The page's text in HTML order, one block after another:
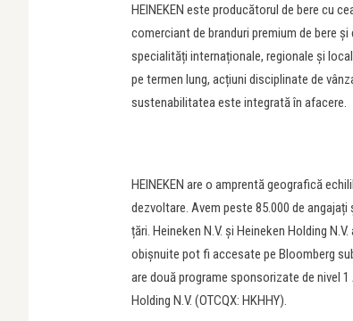
HEINEKEN este producătorul de bere cu
comerciant de branduri premium de bere
specialități internaționale, regionale și
pe termen lung, acțiuni disciplinate de
sustenabilitatea este integrată în afacere.
HEINEKEN are o amprentă geografică
dezvoltare. Avem peste 85.000 de
țări. Heineken N.V. și Heineken Holding
obișnuite pot fi accesate pe Bloomberg sub
are două programe sponsorizate de nivel 1
Holding N.V. (OTCQX: HKHHY).